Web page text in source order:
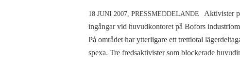
18 JUNI 2007, PRESSMEDDELANDE
Aktivister
ingångar vid huvudkontoret på Bofors
På området har ytterligare ett trettiotal
spexa. Tre fredsaktivister som blockerade